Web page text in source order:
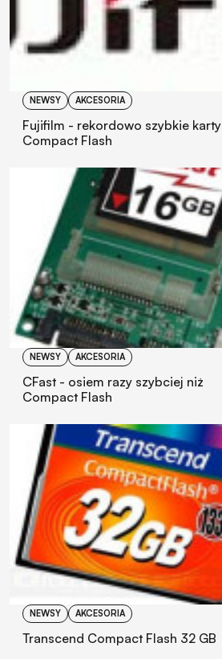
NEWSY AKCESORIA
Fujifilm - rekordowo szybkie karty
Compact Flash
NEWSY AKCESORIA
CFast - osiem razy szybciej niż
Compact Flash
NEWSY AKCESORIA
Transcend Compact Flash 32 GB